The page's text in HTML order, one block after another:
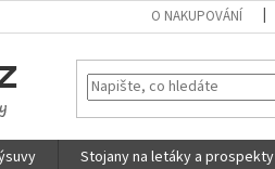
O NAKUPOVÁNÍ
Stojany na letáky a prospekty